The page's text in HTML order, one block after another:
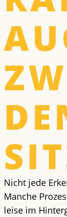
Nicht jede
Manche
leise im